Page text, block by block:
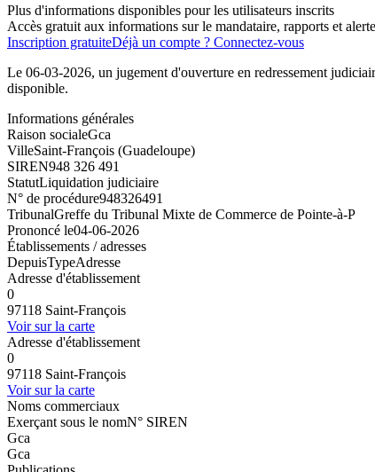
Plus d'informations disponibles pour les utilisateurs inscrits
Accès gratuit aux informations sur le mandataire, rapports et
Inscription gratuiteDéjà un compte ? Connectez-vous
Le 06-03-2026, un jugement d'ouverture en redressement
disponible.
Informations générales
Raison socialeGca
VilleSaint-François (Guadeloupe)
SIREN948 326 491
StatutLiquidation judiciaire
N° de procédure948326491
TribunalGreffe du Tribunal Mixte de Commerce de Pointe-à-P
Prononcé le04-06-2026
Établissements / adresses
DepuisTypeAdresse
Adresse d'établissement
0
97118 Saint-François
Voir sur la carte
Adresse d'établissement
0
97118 Saint-François
Voir sur la carte
Noms commerciaux
Exerçant sous le nomN° SIREN
Gca
Gca